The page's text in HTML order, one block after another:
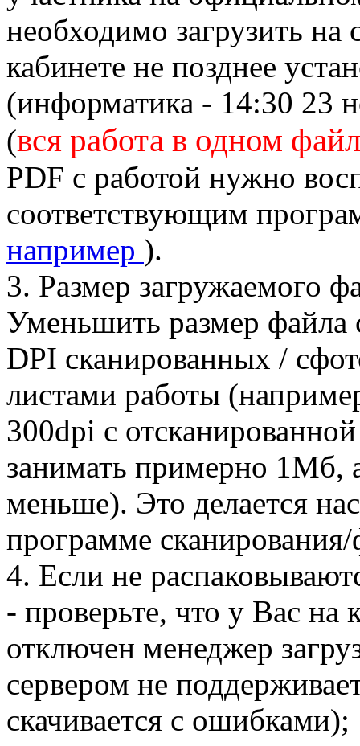
необходимо загрузить на
кабинете не позднее
(информатика - 14:30 23
(вся работа в одном
PDF с работой нужно
соответствующим
например ).
3. Размер загружаемого
Уменьшить размер
DPI сканированных /
листами работы
300dpi с
занимать примерно 1Мб,
меньше). Это делается
программе
4. Если не
- проверьте, что у Вас на
отключен менеджер
сервером не
скачивается с ошибками);